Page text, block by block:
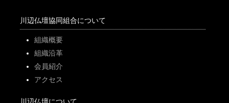
川辺仏壇協同組合について
組織概要
組織沿革
会員紹介
アクセス